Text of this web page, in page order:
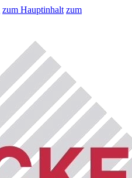
zum Hauptinhalt zum